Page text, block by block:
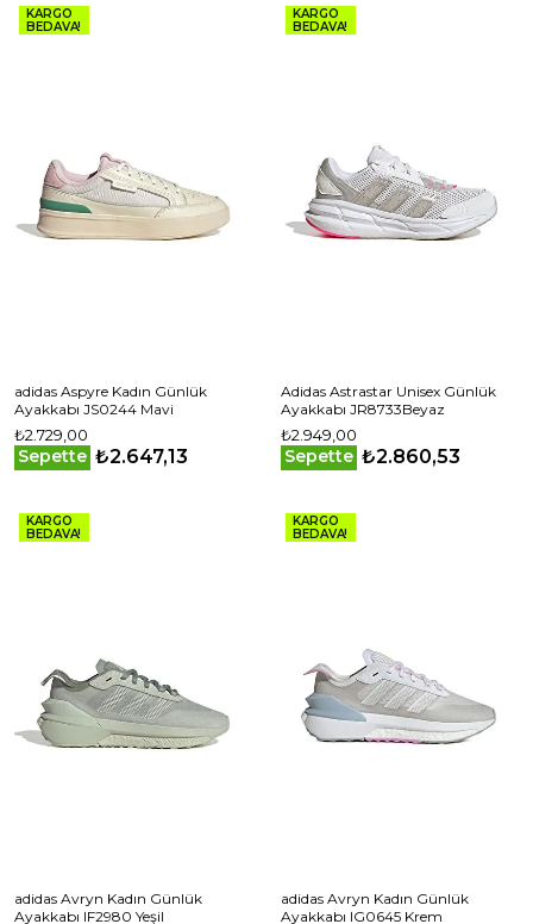
KARGO
BEDAVA!
adidas Aspyre Kadın Günlük
Ayakkabı JS0244 Mavi
₺2.729,00
Sepette ₺2.647,13
KARGO
BEDAVA!
Adidas Astrastar Unisex Günlük
Ayakkabı JR8733Beyaz
₺2.949,00
Sepette ₺2.860,53
KARGO
BEDAVA!
adidas Avryn Kadın Günlük
Ayakkabı IF2980 Yeşil
KARGO
BEDAVA!
adidas Avryn Kadın Günlük
Ayakkabı IG0645 Krem